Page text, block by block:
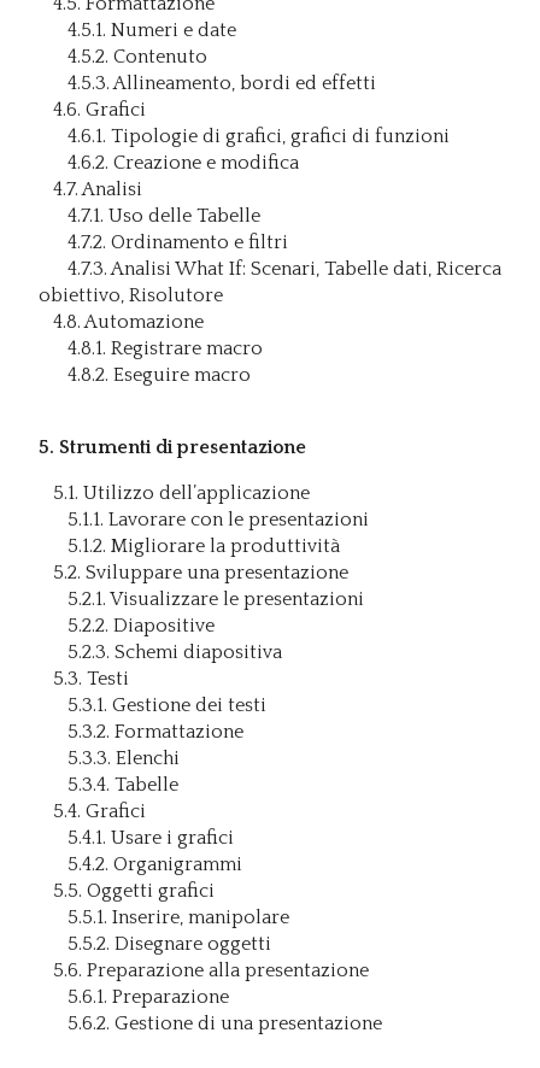
4.5.1. Numeri e date
4.5.2. Contenuto
4.5.3. Allineamento, bordi ed effetti
4.6. Grafici
4.6.1. Tipologie di grafici, grafici di funzioni
4.6.2. Creazione e modifica
4.7. Analisi
4.7.1. Uso delle Tabelle
4.7.2. Ordinamento e filtri
4.7.3. Analisi What If: Scenari, Tabelle dati, Ricerca
obiettivo, Risolutore
4.8. Automazione
4.8.1. Registrare macro
4.8.2. Eseguire macro
5. Strumenti di presentazione
5.1. Utilizzo dell’applicazione
5.1.1. Lavorare con le presentazioni
5.1.2. Migliorare la produttività
5.2. Sviluppare una presentazione
5.2.1. Visualizzare le presentazioni
5.2.2. Diapositive
5.2.3. Schemi diapositiva
5.3. Testi
5.3.1. Gestione dei testi
5.3.2. Formattazione
5.3.3. Elenchi
5.3.4. Tabelle
5.4. Grafici
5.4.1. Usare i grafici
5.4.2. Organigrammi
5.5. Oggetti grafici
5.5.1. Inserire, manipolare
5.5.2. Disegnare oggetti
5.6. Preparazione alla presentazione
5.6.1. Preparazione
5.6.2. Gestione di una presentazione